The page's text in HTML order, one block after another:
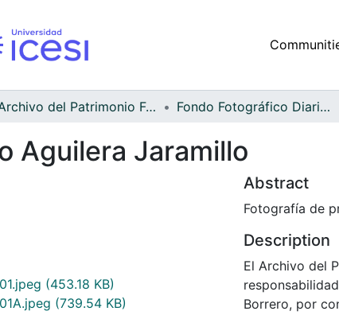
Archivo del Patrimonio Fotográfico y Fílmico del Valle del Cauca Fondo Fotográfico Diario Occidente
Aguilera Jaramillo
(453.18 KB)
(739.54 KB)
Abstract
Fotografía de
Description
El Archivo del
Borrero, por